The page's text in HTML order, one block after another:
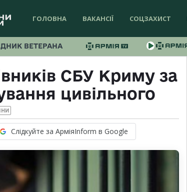
ГОЛОВНА ВАКАНСІЇ СОЦЗАХИСТ
ВЕТЕРАНА
СБУ Криму за
цивільного
Слідкуйте за АрміяInform в Google